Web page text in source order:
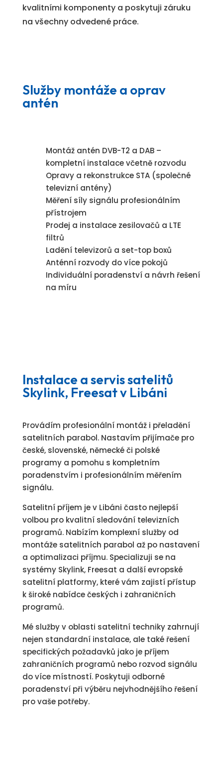
kvalitními komponenty a poskytuji záruku
na všechny odvedené práce.
Služby montáže a oprav
antén
Montáž antén DVB-T2 a DAB –
kompletní instalace včetně rozvodu
Opravy a rekonstrukce STA (společné
televizní antény)
Měření síly signálu profesionálním
přístrojem
Prodej a instalace zesilovačů a LTE
filtrů
Ladění televizorů a set-top boxů
Anténní rozvody do více pokojů
Individuální poradenství a návrh řešení
na míru
Instalace a servis satelitů
Skylink, Freesat v Libáni
Provádím profesionální montáž i přeladění
satelitních parabol. Nastavím přijímače pro
české, slovenské, německé či polské
programy a pomohu s kompletním
poradenstvím i profesionálním měřením
signálu.
Satelitní příjem je v Libáni často nejlepší
volbou pro kvalitní sledování televizních
programů. Nabízím komplexní služby od
montáže satelitních parabol až po nastavení
a optimalizaci příjmu. Specializuji se na
systémy Skylink, Freesat a další evropské
satelitní platformy, které vám zajistí přístup
k široké nabídce českých i zahraničních
programů.
Mé služby v oblasti satelitní techniky zahrnují
nejen standardní instalace, ale také řešení
specifických požadavků jako je příjem
zahraničních programů nebo rozvod signálu
do více místností. Poskytuji odborné
poradenství při výběru nejvhodnějšího řešení
pro vaše potřeby.